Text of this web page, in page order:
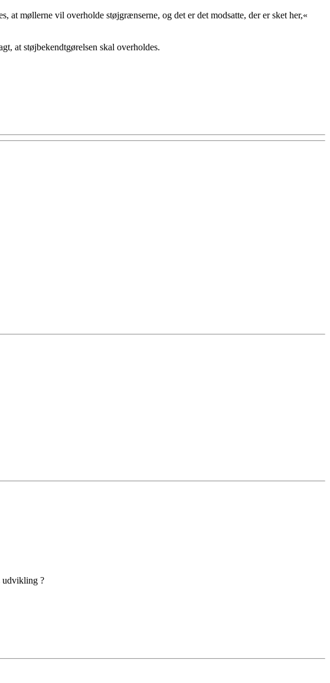
at møllerne vil overholde støjgrænserne, og det er det modsatte, der er sket her,«
at støjbekendtgørelsen skal overholdes.
udvikling ?